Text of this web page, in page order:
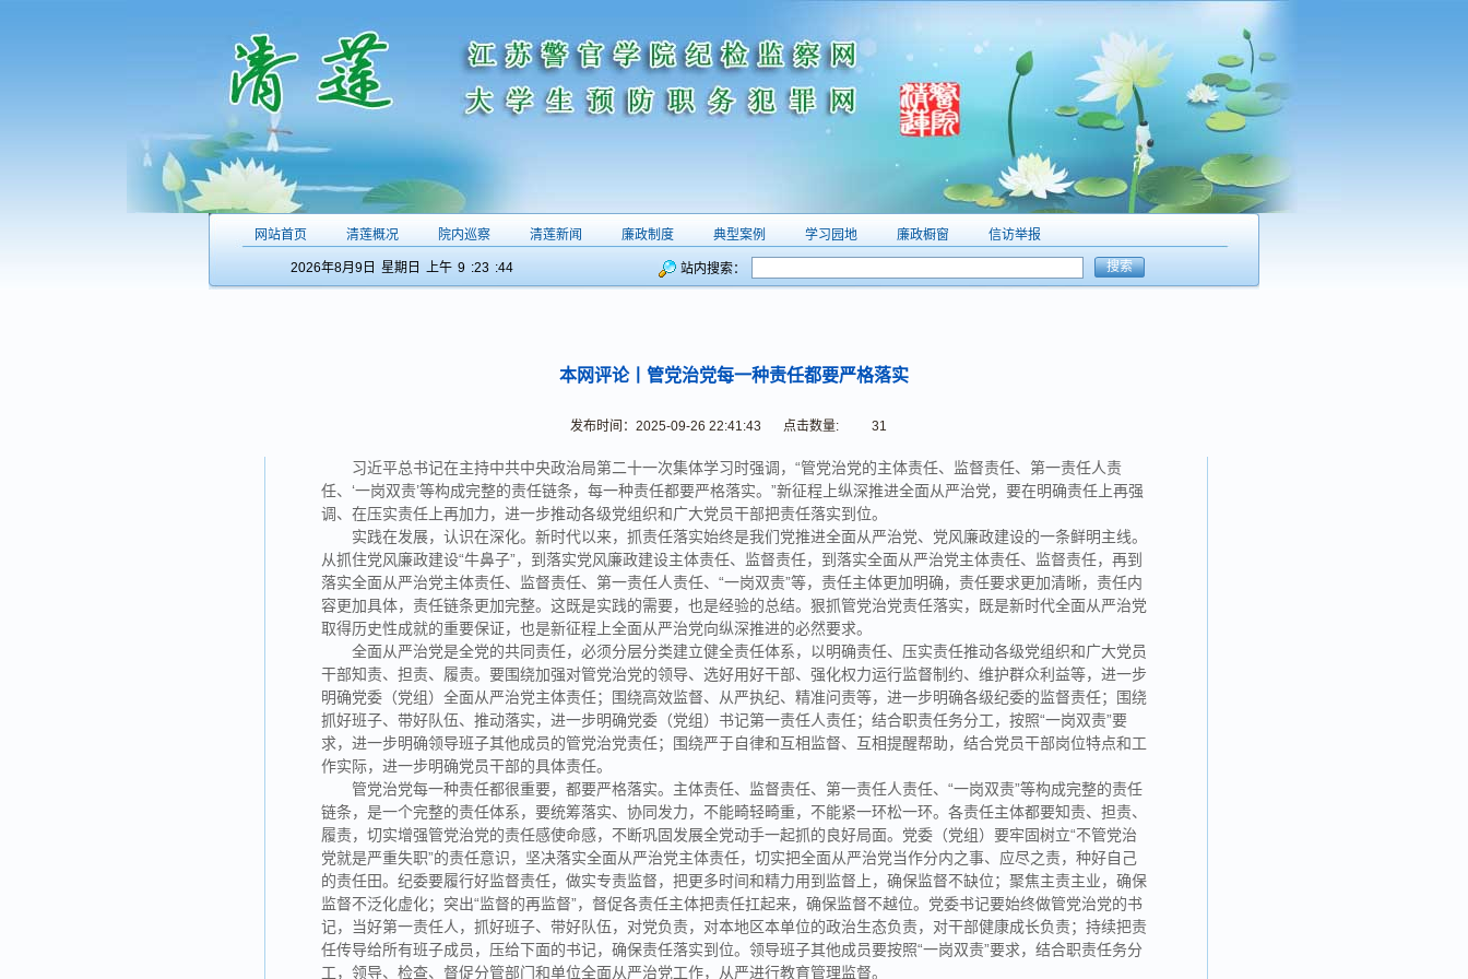
网站首页 清莲概况 院内巡察 清莲新闻 廉政制度 典型案例 学习园地 廉政橱窗 信访举报
站内搜索： 搜索
2026年8月9日 星期日 上午 9 :23 :44
本网评论丨管党治党每一种责任都要严格落实
发布时间：2025-09-26 22:41:43 点击数量: 31
习近平总书记在主持中共中央政治局第二十一次集体学习时强调，“管党治党的主体责任、监督责任、第一责任人责
任、‘一岗双责’等构成完整的责任链条，每一种责任都要严格落实。”新征程上纵深推进全面从严治党，要在明确责任上再强
调、在压实责任上再加力，进一步推动各级党组织和广大党员干部把责任落实到位。
实践在发展，认识在深化。新时代以来，抓责任落实始终是我们党推进全面从严治党、党风廉政建设的一条鲜明主线。
从抓住党风廉政建设“牛鼻子”，到落实党风廉政建设主体责任、监督责任，到落实全面从严治党主体责任、监督责任，再到
落实全面从严治党主体责任、监督责任、第一责任人责任、“一岗双责”等，责任主体更加明确，责任要求更加清晰，责任内
容更加具体，责任链条更加完整。这既是实践的需要，也是经验的总结。狠抓管党治党责任落实，既是新时代全面从严治党
取得历史性成就的重要保证，也是新征程上全面从严治党向纵深推进的必然要求。
全面从严治党是全党的共同责任，必须分层分类建立健全责任体系，以明确责任、压实责任推动各级党组织和广大党员
干部知责、担责、履责。要围绕加强对管党治党的领导、选好用好干部、强化权力运行监督制约、维护群众利益等，进一步
明确党委（党组）全面从严治党主体责任；围绕高效监督、从严执纪、精准问责等，进一步明确各级纪委的监督责任；围绕
抓好班子、带好队伍、推动落实，进一步明确党委（党组）书记第一责任人责任；结合职责任务分工，按照“一岗双责”要
求，进一步明确领导班子其他成员的管党治党责任；围绕严于自律和互相监督、互相提醒帮助，结合党员干部岗位特点和工
作实际，进一步明确党员干部的具体责任。
管党治党每一种责任都很重要，都要严格落实。主体责任、监督责任、第一责任人责任、“一岗双责”等构成完整的责任
链条，是一个完整的责任体系，要统筹落实、协同发力，不能畸轻畸重，不能紧一环松一环。各责任主体都要知责、担责、
履责，切实增强管党治党的责任感使命感，不断巩固发展全党动手一起抓的良好局面。党委（党组）要牢固树立“不管党治
党就是严重失职”的责任意识，坚决落实全面从严治党主体责任，切实把全面从严治党当作分内之事、应尽之责，种好自己
的责任田。纪委要履行好监督责任，做实专责监督，把更多时间和精力用到监督上，确保监督不缺位；聚焦主责主业，确保
监督不泛化虚化；突出“监督的再监督”，督促各责任主体把责任扛起来，确保监督不越位。党委书记要始终做管党治党的书
记，当好第一责任人，抓好班子、带好队伍，对党负责，对本地区本单位的政治生态负责，对干部健康成长负责；持续把责
任传导给所有班子成员，压给下面的书记，确保责任落实到位。领导班子其他成员要按照“一岗双责”要求，结合职责任务分
工，领导、检查、督促分管部门和单位全面从严治党工作，从严进行教育管理监督。